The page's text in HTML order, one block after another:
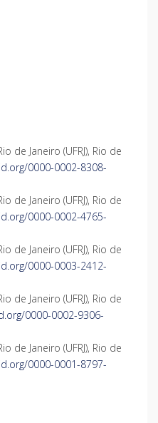
de Janeiro (UFRJ), Rio de
0000-0002-8308-
de Janeiro (UFRJ), Rio de
0000-0002-4765-
de Janeiro (UFRJ), Rio de
0000-0003-2412-
de Janeiro (UFRJ), Rio de
0000-0002-9306-
de Janeiro (UFRJ), Rio de
0000-0001-8797-